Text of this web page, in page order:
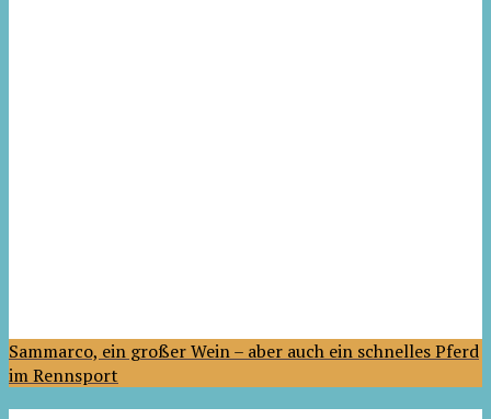
Sammarco, ein großer Wein – aber auch ein schnelles Pferd
im Rennsport